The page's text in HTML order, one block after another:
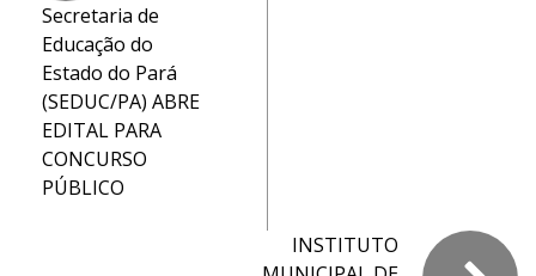
Secretaria de
Educação do
Estado do Pará
(SEDUC/PA) ABRE
EDITAL PARA
CONCURSO
PÚBLICO
INSTITUTO